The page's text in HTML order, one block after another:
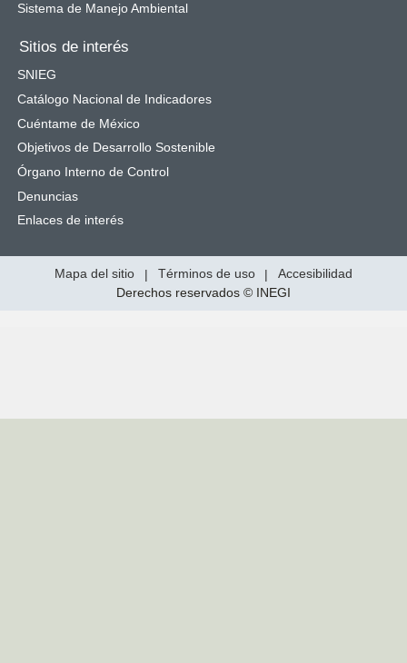
Sistema de Manejo Ambiental
Sitios de interés
SNIEG
Catálogo Nacional de Indicadores
Cuéntame de México
Objetivos de Desarrollo Sostenible
Órgano Interno de Control
Denuncias
Enlaces de interés
Mapa del sitio | Términos de uso |
Accesibilidad
Derechos reservados © INEGI